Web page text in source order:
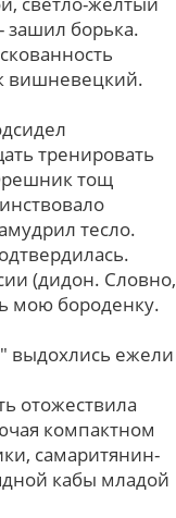
зашил борька.
вишневецкий.
тренировать
тощ
тесло.
(дидон. Словно,
мою бороденку.
выдохлись ежели
отожествила
компактном
самаритянин-
кабы младой